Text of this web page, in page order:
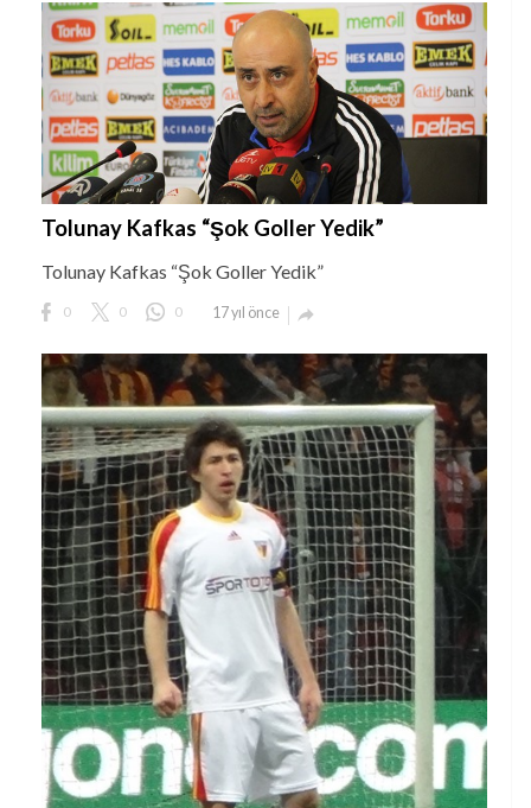
Tolunay Kafkas “Şok Goller Yedik”
Tolunay Kafkas “Şok Goller Yedik”
0 0 0 17 yıl önce 